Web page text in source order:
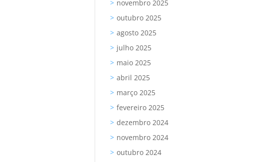
novembro 2025
outubro 2025
agosto 2025
julho 2025
maio 2025
abril 2025
março 2025
fevereiro 2025
dezembro 2024
novembro 2024
outubro 2024